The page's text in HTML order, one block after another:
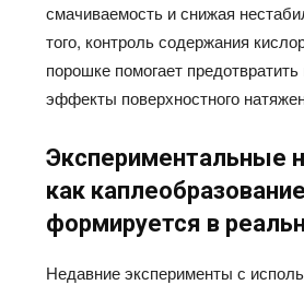
смачиваемость и снижая
того, контроль содержания
порошке помогает
эффекты поверхностного
Экспериментальные
как каплеобразование
формируется в
Недавние эксперименты с